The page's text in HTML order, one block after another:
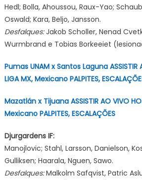
Hedl; Bolla, Ahoussou, Raux-Yao;
Oswald; Kara, Beljo, Jansson.
Desfalques:Jakob Scholler, Nenad
Wurmbrand e Tobias Borkeeiet
Pumas UNAM x Santos Laguna
LIGA MX, Mexicano PALPITES,
Mazatlán x Tijuana ASSISTIR AO VIVO
Mexicano PALPITES, ESCALAÇÕES
Djurgardens IF:
Manojlovic; Stahl, Larsson, Danielson,
Gulliksen; Haarala, Nguen, Sawo.
Desfalques:Malkolm Safqvist, Patric